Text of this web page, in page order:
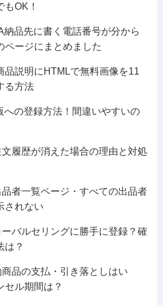
もOK！
納品先に書く電話番号が分から
ページにまとめました
品説明にHTMLで無料画像を11
る方法
への登録方法！間違いやすいの
履歴が消えた場合の理由と対処
者一覧ページ・すべての出品者
されない
バルセリングに勝手に登録？確
は？
品の支払・引き落としはい
セル期間は？